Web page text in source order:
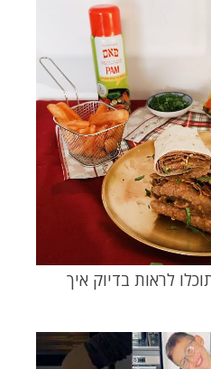
לראות בדיוק איך